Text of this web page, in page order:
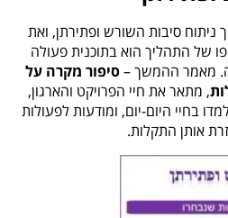
סיבות השורש ופתירתן, ואת
של התהליך הוא בתוכנית פעולה
מאמר ההמשך –סיפור מקרה על
, מתאר את חיי הפרויקט והארגון,
בחיי היום-יום, ומודעות לפעולות
אותן התקלות.